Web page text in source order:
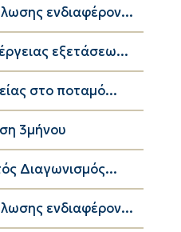
ενδιαφέρον...
εξετάσεω...
στο ποταμό...
3μήνου
Διαγωνισμός...
ενδιαφέρον...